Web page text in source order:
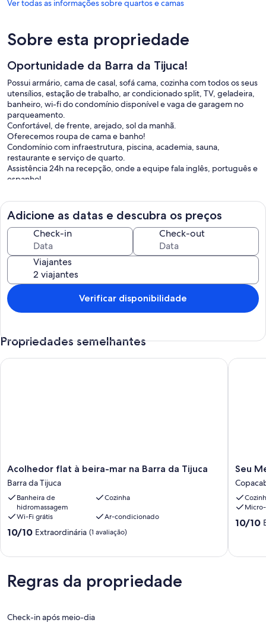
Ver todas as informações sobre quartos e camas
Sobre esta propriedade
Oportunidade da Barra da Tijuca!
Possui armário, cama de casal, sofá cama, cozinha com todos os seus
utensílios, estação de trabalho, ar condicionado split, TV, geladeira,
banheiro, wi-fi do condomínio disponível e vaga de garagem no
parqueamento.
Confortável, de frente, arejado, sol da manhã.
Oferecemos roupa de cama e banho!
Condomínio com infraestrutura, piscina, academia, sauna,
restaurante e serviço de quarto.
Assistência 24h na recepção, onde a equipe fala inglês, português e
espanhol.
Jardim, shoppings, BRT e comércios.
Pets não são permitidos.
Segurança 24h. A rua é segura e tem boa oferta de vagas.
Tem proximidade com restaurantes, shoppings (Home Facilities e
Barra Garden), mercados (PRIX e Guanabara).
Refeições também podem ser feitas no restaurante (Buffet) e
pizzaria do hotel.
Adicione as datas e descubra os preços
Check-in Check-out
Viajantes
Verificar disponibilidade
Propriedades semelhantes
Acolhedor
flat
à
beira-
mar
na
Barra
da
Tijuca
Acolhedor flat à beira-mar na Barra da Tijuca
Barra da Tijuca
Banheira de
hidromassagem
Cozinha
Wi-Fi grátis
Ar-condicionado
10.0
(1
avaliação)
10/10 Extraordinária (1 avaliação)
Acolhedor flat à beira-mar na Barra da Tijuca
Seu
Melhor
em
Seu
10.0
10/10
Seu
Regras da propriedade
Check-in após meio-dia